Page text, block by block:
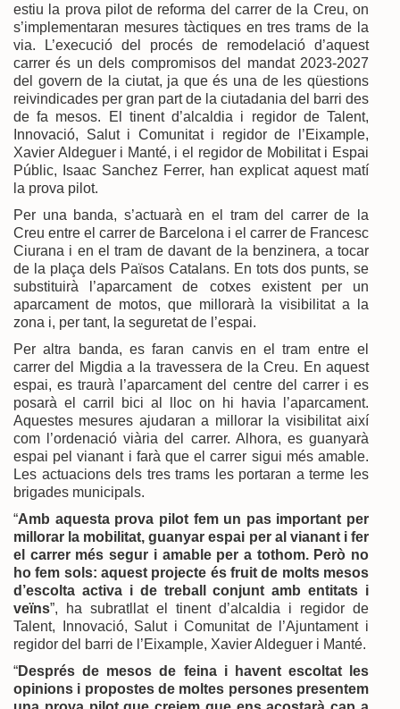
estiu la prova pilot de reforma del carrer de la Creu, on
s’implementaran mesures tàctiques en tres trams de la
via. L’execució del procés de remodelació d’aquest
carrer és un dels compromisos del mandat 2023-2027
del govern de la ciutat, ja que és una de les qüestions
reivindicades per gran part de la ciutadania del barri des
de fa mesos. El tinent d’alcaldia i regidor de Talent,
Innovació, Salut i Comunitat i regidor de l’Eixample,
Xavier Aldeguer i Manté, i el regidor de Mobilitat i Espai
Públic, Isaac Sanchez Ferrer, han explicat aquest matí
la prova pilot.
Per una banda, s’actuarà en el tram del carrer de la
Creu entre el carrer de Barcelona i el carrer de Francesc
Ciurana i en el tram de davant de la benzinera, a tocar
de la plaça dels Països Catalans. En tots dos punts, se
substituirà l’aparcament de cotxes existent per un
aparcament de motos, que millorarà la visibilitat a la
zona i, per tant, la seguretat de l’espai.
Per altra banda, es faran canvis en el tram entre el
carrer del Migdia a la travessera de la Creu. En aquest
espai, es traurà l’aparcament del centre del carrer i es
posarà el carril bici al lloc on hi havia l’aparcament.
Aquestes mesures ajudaran a millorar la visibilitat així
com l’ordenació viària del carrer. Alhora, es guanyarà
espai pel vianant i farà que el carrer sigui més amable.
Les actuacions dels tres trams les portaran a terme les
brigades municipals.
“Amb aquesta prova pilot fem un pas important per
millorar la mobilitat, guanyar espai per al vianant i fer
el carrer més segur i amable per a tothom. Però no
ho fem sols: aquest projecte és fruit de molts mesos
d’escolta activa i de treball conjunt amb entitats i
veïns”, ha subratllat el tinent d’alcaldia i regidor de
Talent, Innovació, Salut i Comunitat de l’Ajuntament i
regidor del barri de l’Eixample, Xavier Aldeguer i Manté.
“Després de mesos de feina i havent escoltat les
opinions i propostes de moltes persones presentem